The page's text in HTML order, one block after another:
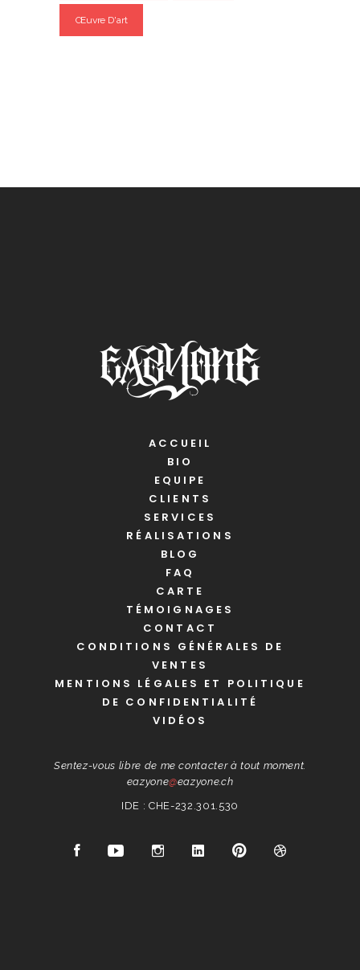
Œuvre D'art
ACCUEIL
BIO
EQUIPE
CLIENTS
SERVICES
RÉALISATIONS
BLOG
FAQ
CARTE
TÉMOIGNAGES
CONTACT
CONDITIONS GÉNÉRALES DE
VENTES
MENTIONS LÉGALES ET POLITIQUE
DE CONFIDENTIALITÉ
VIDÉOS
Sentez-vous libre de me contacter à tout moment.
eazyone@eazyone.ch
IDE : CHE-232.301.530